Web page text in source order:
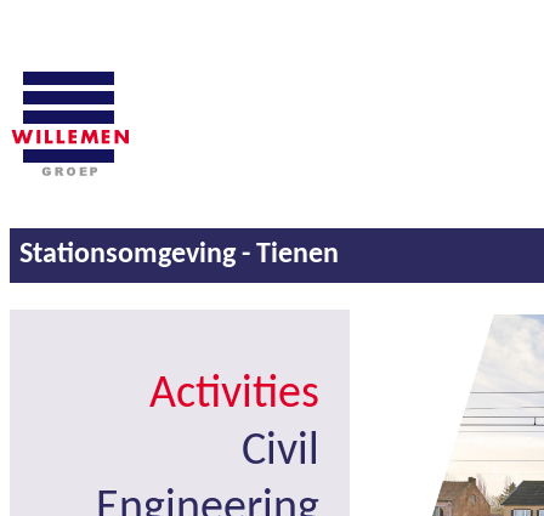
Stationsomgeving - Tienen
Activities
Civil